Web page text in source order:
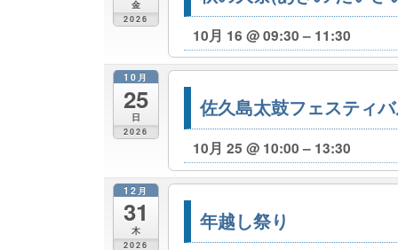
金
2026
10月 16 @ 09:30 – 11:30
10月
25
日
2026
佐久島太鼓フェスティ
10月 25 @ 10:00 – 13:30
12月
31
木
2026
年越し祭り